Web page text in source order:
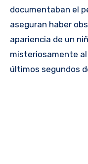
documentaban el
aseguran haber
apariencia de un
misteriosamente
últimos segundos